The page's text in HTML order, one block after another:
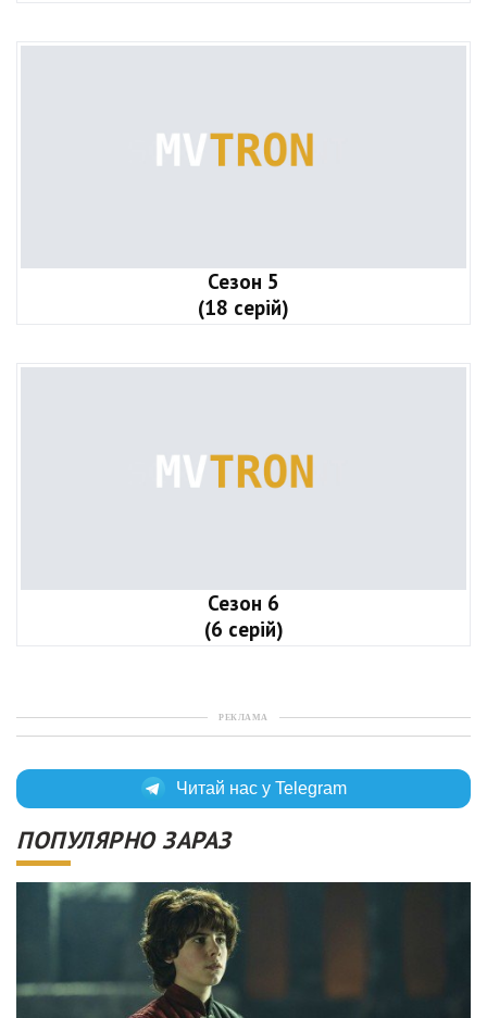
Сезон 5
(18 серій)
Сезон 6
(6 серій)
РЕКЛАМА
Читай нас у Telegram
ПОПУЛЯРНО ЗАРАЗ